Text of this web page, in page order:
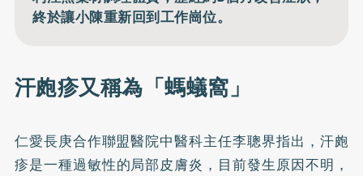
終於讓小陳重新回到工作崗位。
汗皰疹又稱為「螞蟻窩」
仁愛長庚合作聯盟醫院中醫科主任李聰界指出， 汗皰
疹是一種過敏性的局部皮膚炎，目前發生原因不明，